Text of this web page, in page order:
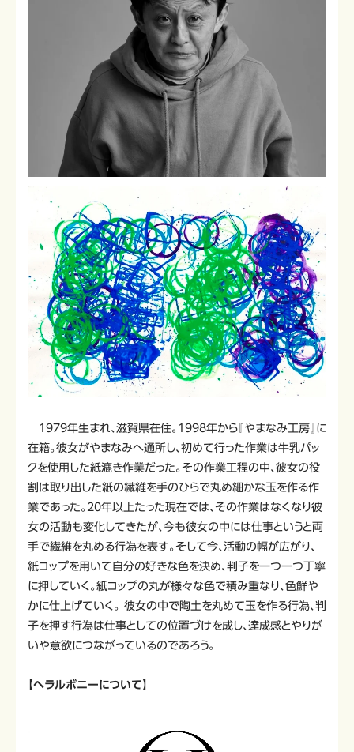
1979年生まれ、滋賀県在住。1998年から『やまなみ工房』に
在籍。彼女がやまなみへ通所し、初めて行った作業は牛乳パッ
クを使用した紙漉き作業だった。その作業工程の中、彼女の役
割は取り出した紙の繊維を手のひらで丸め細かな玉を作る作
業であった。20年以上たった現在では、その作業はなくなり彼
女の活動も変化してきたが、今も彼女の中には仕事というと両
手で繊維を丸める行為を表す。そして今、活動の幅が広がり、
紙コップを用いて自分の好きな色を決め、判子を一つ一つ丁寧
に押していく。紙コップの丸が様々な色で積み重なり、色鮮や
かに仕上げていく。 彼女の中で陶土を丸めて玉を作る行為、判
子を押す行為は仕事としての位置づけを成し、達成感とやりが
いや意欲につながっているのであろう。
【ヘラルボニーについて】